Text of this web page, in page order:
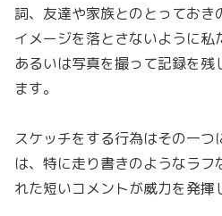
詞、友達や家族とのとってお
イメージを落とさないように私
あるいは写真を撮って記録を
ます。
スケッチをする行為はその一
は、特に走り書きのようなラフ
れた短いコメントが威力を発揮